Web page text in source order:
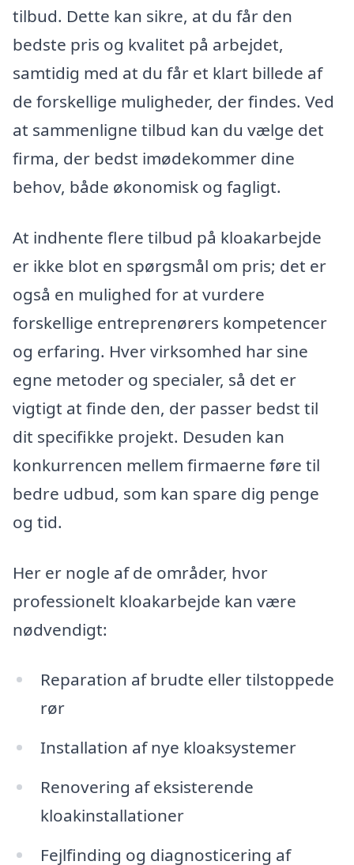
tilbud. Dette kan sikre, at du får den
bedste pris og kvalitet på arbejdet,
samtidig med at du får et klart billede af
de forskellige muligheder, der findes. Ved
at sammenligne tilbud kan du vælge det
firma, der bedst imødekommer dine
behov, både økonomisk og fagligt.
At indhente flere tilbud på kloakarbejde
er ikke blot en spørgsmål om pris; det er
også en mulighed for at vurdere
forskellige entreprenørers kompetencer
og erfaring. Hver virksomhed har sine
egne metoder og specialer, så det er
vigtigt at finde den, der passer bedst til
dit specifikke projekt. Desuden kan
konkurrencen mellem firmaerne føre til
bedre udbud, som kan spare dig penge
og tid.
Her er nogle af de områder, hvor
professionelt kloakarbejde kan være
nødvendigt:
Reparation af brudte eller tilstoppede
rør
Installation af nye kloaksystemer
Renovering af eksisterende
kloakinstallationer
Fejlfinding og diagnosticering af